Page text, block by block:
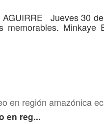
AGUIRRE Jueves 30
memorables.
en reg...